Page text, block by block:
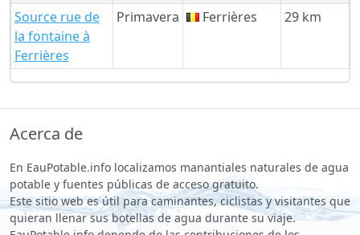
Source rue de
la fontaine à
Ferrières
Primavera Ferrières 29 km
Acerca de
En EauPotable.info localizamos manantiales naturales de agua
potable y fuentes públicas de acceso gratuito.
Este sitio web es útil para caminantes, ciclistas y visitantes que
quieran llenar sus botellas de agua durante su viaje.